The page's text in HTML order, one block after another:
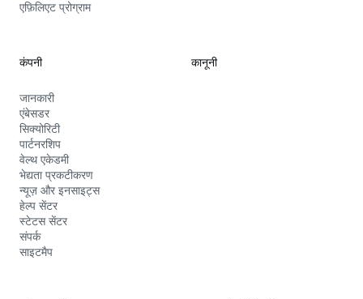
एफ़िलिएट प्रोग्राम
कंपनी
जानकारी
एंबेसडर
सिक्योरिटी
पार्टनरशिप
वेल्थ एकेडमी
भेद्यता प्रकटीकरण
न्यूज़ और इनसाइट्स
हेल्प सेंटर
स्टेटस सेंटर
संपर्क
साइटमैप
कानूनी